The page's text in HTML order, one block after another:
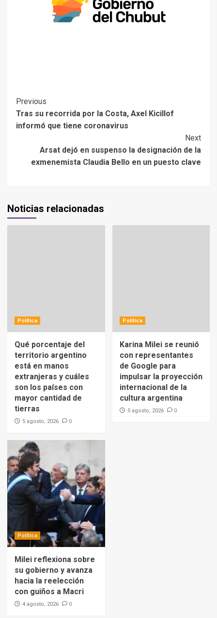
Previous
Tras su recorrida por la Costa, Axel Kicillof
informó que tiene coronavirus
Next
Arsat dejó en suspenso la designación de la
exmenemista Claudia Bello en un puesto clave
Noticias relacionadas
Política
Qué porcentaje del
territorio argentino
está en manos
extranjeras y cuáles
son los países con
mayor cantidad de
tierras
5 agosto, 2026 0
Política
Karina Milei se reunió
con representantes
de Google para
impulsar la proyección
internacional de la
cultura argentina
5 agosto, 2026 0
Política
Milei reflexiona sobre
su gobierno y avanza
hacia la reelección
con guiños a Macri
4 agosto, 2026 0